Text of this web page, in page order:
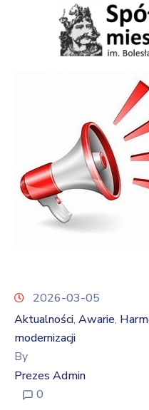
2026-03-05
Aktualności‚ Awarie‚
modernizacji
By
Prezes Admin
0